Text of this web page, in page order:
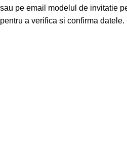
sau pe email modelul de invitatie
pentru a verifica si confirma datele.